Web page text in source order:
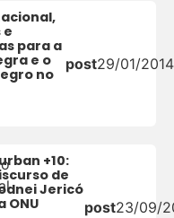
e
para a
e o
no
post29/01/2014
+10:
de
Jericó
ONU
post23/09/